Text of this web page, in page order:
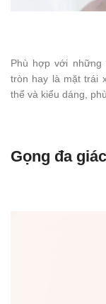
Phù hợp với những
tròn hay là mặt trái
thể và kiểu dáng,
Gọng đa